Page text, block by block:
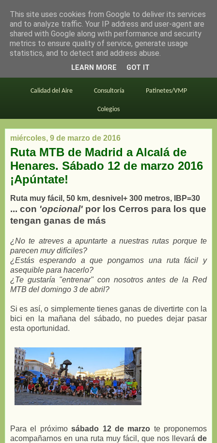
en bici por madrid
Este blog BiciMAD Primeros consejos
Calidad del Aire Consultoría Patinetes/VMP
Colegios
miércoles, 9 de marzo de 2016
Ruta MTB de Madrid a Alcalá de
Henares. Sábado 12 de marzo 2016
¡Apúntate!
Ruta muy fácil, 50 km, desnivel+ 300 metros, IBP=30
... con 'opcional' por los Cerros para los que
tengan ganas de más
¿No te atreves a apuntarte a nuestras rutas porque te
parecen muy difíciles?
¿Estás esperando a que pongamos una ruta fácil y
asequible para hacerlo?
¿Te gustaría "entrenar" con nosotros antes de la Red
MTB del domingo 3 de abril?
Si es así, o simplemente tienes ganas de divertirte con la
bici en la mañana del sábado, no puedes dejar pasar
esta oportunidad.
Para el próximosábado 12 de marzo te proponemos
acompañarnos en una ruta muy fácil, que nos llevará de
This site uses cookies from Google to deliver its services
and to analyze traffic. Your IP address and user-agent are
shared with Google along with performance and security
metrics to ensure quality of service, generate usage
statistics, and to detect and address abuse.
LEARN MORE GOT IT